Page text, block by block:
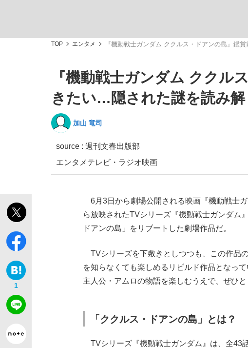
「敗因分析は一切聞かれなかった」侍ジャパン選手
「目標達成できなかったからと言って…」サッカー日
いまさら聞けない資産運用のすべて
TOP エンタメ 『機動戦士ガンダム ククルス・ドアンの島』鑑
『機動戦士ガンダム ククル
きたい…隠された謎を読み
加山 竜司
source : 週刊文春出版部
エンタメ テレビ・ラジオ映画
1
6月3日から劇場公開される映画『機動戦士
ら放映されたTVシリーズ『機動戦士ガンダム
ドアンの島」をリブートした劇場作品だ。
TVシリーズを下敷きとしつつも、この作品
を知らなくても楽しめるリビルド作品となっ
主人公・アムロの物語を楽しむうえで、ぜひ
「ククルス・ドアンの島」とは？
TVシリーズ『機動戦士ガンダム』は、全43